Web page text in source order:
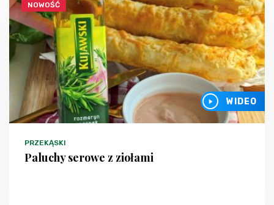
NOWOŚĆ
WIDEO
PRZEKĄSKI
Paluchy serowe z ziołami